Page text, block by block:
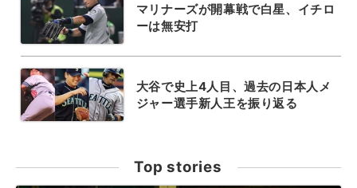
マリナーズが開幕戦で白星、イチロ
ーは無安打
大谷で史上4人目、過去の日本人メ
ジャー選手新人王を振り返る
Top stories